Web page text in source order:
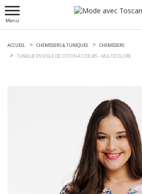
Menu
ACCUEIL CHEMISIERS & TUNIQUES
CHEMISIERS
TUNIQUE EN VOILE DE COTON À COEURS - MULTICOLORE